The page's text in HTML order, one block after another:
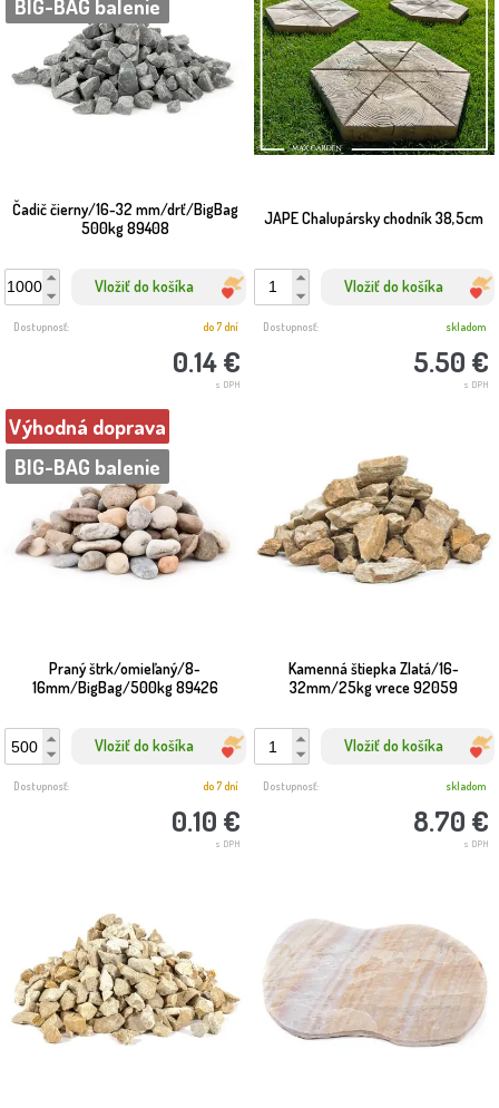
Čadič čierny/16-32 mm/drť/BigBag
500kg 89408
BIG-BAG balenie
Vložiť do košíka
0.14 €
s DPH
Dostupnosť: do 7 dní
JAPE Chalupársky chodník 38,5cm
Vložiť do košíka
5.50 €
s DPH
Dostupnosť: skladom
Praný štrk/omieľaný/8-
16mm/BigBag/500kg 89426
Výhodná doprava
BIG-BAG balenie
Vložiť do košíka
0.10 €
s DPH
Dostupnosť: do 7 dní
Kamenná štiepka Zlatá/16-
32mm/25kg vrece 92059
Vložiť do košíka
8.70 €
s DPH
Dostupnosť: skladom